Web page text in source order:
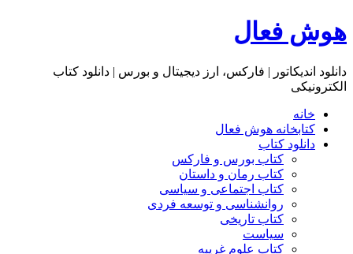
هوش فعال
دانلود اندیکاتور | فارکس، ارز دیجیتال و بورس | دانلود کتاب
الکترونیکی
خانه
کتابخانه هوش فعال
دانلود کتاب
کتاب بورس و فارکس
کتاب رمان و داستان
کتاب اجتماعی و سیاسی
روانشناسی و توسعه فردی
کتاب تاریخی
سیاست
کتاب علوم غریبه